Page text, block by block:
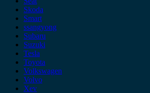
Skoda
Smart
ssangyong
Subaru
Suzuki
Tesla
Toyota
Volkswagen
Volvo
Xev